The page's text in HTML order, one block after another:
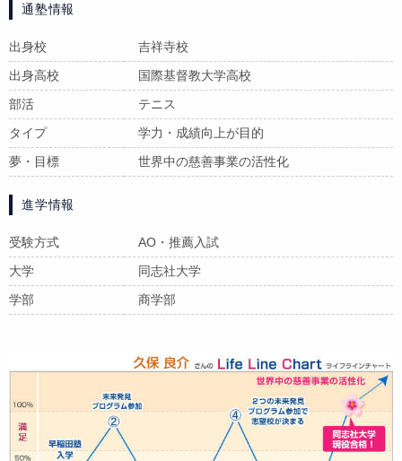
通塾情報
出身校
吉祥寺校
出身高校
国際基督教大学高校
部活
テニス
タイプ
学力・成績向上が目的
夢・目標
世界中の慈善事業の活性化
進学情報
受験方式
AO・推薦入試
大学
同志社大学
学部
商学部